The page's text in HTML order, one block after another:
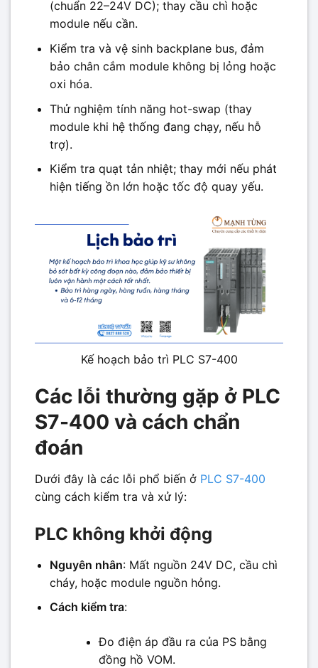
(chuẩn 22–24V DC); thay cầu chì hoặc
module nếu cần.
Kiểm tra và vệ sinh backplane bus, đảm
bảo chân cắm module không bị lỏng hoặc
oxi hóa.
Thử nghiệm tính năng hot-swap (thay
module khi hệ thống đang chạy, nếu hỗ
trợ).
Kiểm tra quạt tản nhiệt; thay mới nếu phát
hiện tiếng ồn lớn hoặc tốc độ quay yếu.
Kế hoạch bảo trì PLC S7-400
Các lỗi thường gặp ở PLC
S7-400 và cách chẩn
đoán
Dưới đây là các lỗi phổ biến ở PLC S7-400
cùng cách kiểm tra và xử lý:
PLC không khởi động
Nguyên nhân: Mất nguồn 24V DC, cầu chì
cháy, hoặc module nguồn hỏng.
Cách kiểm tra:
Đo điện áp đầu ra của PS bằng
đồng hồ VOM.